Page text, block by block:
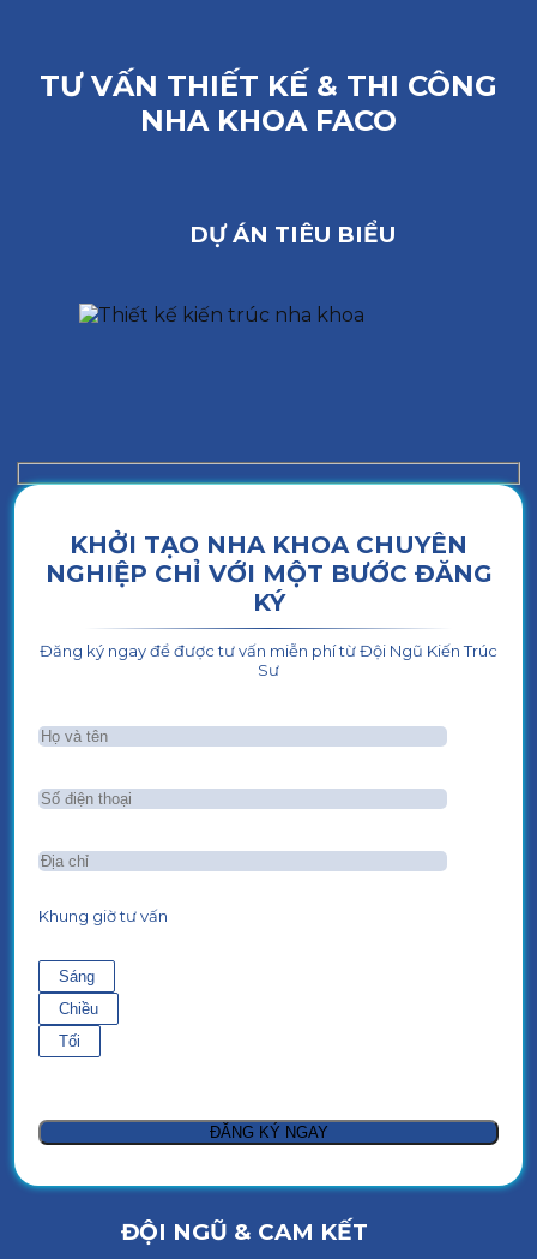
TƯ VẤN THIẾT KẾ & THI CÔNG
NHA KHOA FACO
DỰ ÁN TIÊU BIỂU
KHỞI TẠO NHA KHOA CHUYÊN
NGHIỆP CHỈ VỚI MỘT BƯỚC ĐĂNG
KÝ
Đăng ký ngay để được tư vấn miễn phí từ Đội Ngũ Kiến Trúc
Sư
Khung giờ tư vấn
Sáng
Chiều
Tối
ĐỘI NGŨ & CAM KẾT